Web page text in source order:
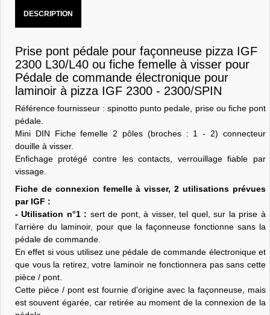
DESCRIPTION
Prise pont pédale pour façonneuse pizza IGF
2300 L30/L40 ou fiche femelle à visser pour
Pédale de commande électronique pour
laminoir à pizza IGF 2300 - 2300/SPIN
Référence fournisseur :spinotto punto pedale , prise ou fiche pont
pédale.
Mini DIN Fiche femelle 2 pôles (broches : 1 - 2) connecteur
douille à visser.
Enfichage protégé contre les contacts, verrouillage fiable par
vissage.
Fiche de connexion femelle à visser, 2 utilisations prévues
par IGF :
- Utilisation n°1 : sert de pont, à visser, tel quel, sur la prise à
l'arrière du laminoir, pour que la façonneuse fonctionne sans la
pédale de commande.
En effet si vous utilisez une pédale de commande électronique et
que vous la retirez, votre laminoir ne fonctionnera pas sans cette
pièce / pont.
Cette pièce / pont est fournie d'origine avec la façonneuse, mais
est souvent égarée, car retirée au moment de la connexion de la